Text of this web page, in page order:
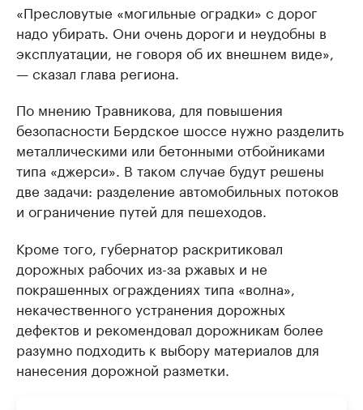
«Пресловутые «могильные оградки» с дорог
надо убирать. Они очень дороги и неудобны в
эксплуатации, не говоря об их внешнем виде»,
— сказал глава региона.
По мнению Травникова, для повышения
безопасности Бердское шоссе нужно разделить
металлическими или бетонными отбойниками
типа «джерси». В таком случае будут решены
две задачи: разделение автомобильных потоков
и ограничение путей для пешеходов.
Кроме того, губернатор раскритиковал
дорожных рабочих из-за ржавых и не
покрашенных ограждениях типа «волна»,
некачественного устранения дорожных
дефектов и рекомендовал дорожникам более
разумно подходить к выбору материалов для
нанесения дорожной разметки.